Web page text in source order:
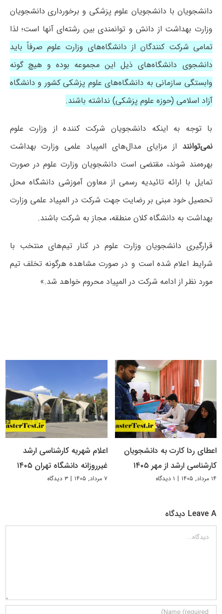
دانشجویان با دانشجویان علوم پزشکی و برخورداری دانشجویان
وزارت بهداشت از دانش و توانمندی بین رشته‌ای آنها است؛ لذا
تمامی شرکت کنندگان از دانشگاه‌های وزارت علوم صرفاً باید
دانشجوی دانشگاه‌های ذیل این مجموعه بوده و هیچ گونه
وابستگی سازمانی به دانشگاه‌های علوم پزشکی کشور و دانشگاه
آزاد اسلامی (حوزه علوم پزشکی) نداشته باشند.
با توجه به اینکه دانشجویان شرکت کننده از وزارت علوم
نمی‌توانند از مزایای مدال‌های المپیاد علمی وزارت بهداشت
بهره‌مند شوند، مقتضی است دانشجویان وزارت علوم در صورت
تمایل با ارائه تائیدیه رسمی از معاون آموزشی دانشگاه محل
تحصیل خود مبنی بر رضایت جهت شرکت در المپیاد علمی وزارت
بهداشت به دانشگاه کلان منطقه، مجاز به شرکت باشند.
قرارگیری دانشجویان وزارت علوم در کنار تیم‌های منتخب با
شرایط اعلام شده است و در صورت مشاهده هرگونه تخلف تیم
مورد نظر از ادامه شرکت در المپیاد محروم خواهد شد.»
اعطای ردا کارت به دانشجویان
کارشناسی ارشد از مهر ۱۴۰۵
۱۴ مرداد, ۱۴۰۵ | ۱ دیدگاه
اعلام شهریه کارشناسی ارشد
غیرروزانه دانشگاه تهران ۱۴۰۵
۷ مرداد, ۱۴۰۵ | ۳ دیدگاه
Leave A دیدگاه
دیدگاه